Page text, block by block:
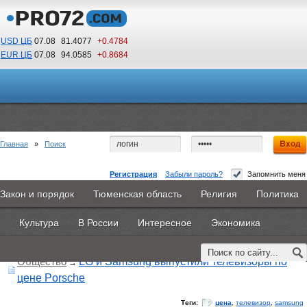
USD ЦБ 07.08 81.4077
+0.4784
EUR ЦБ 07.08 94.0585 +0.8684
20 29
По Гринвичу (GMT +5)
Регистрация Забыли пароль? Запомнить меня
Главная Новости Объявления КНИГИ ВестиNet
Каталоги 9PS Прочее
Закон и порядок Тюменская область Религия Политика
Культура В России Интересное Экономика
Главная » Поиск
Поиск по тегу: «цена», искать подругому тегу
Найдено 11 материалов
Общество→LG и Samsung выпустили телевизоры по
цене Porsche
Теги: цена телевизор samsung